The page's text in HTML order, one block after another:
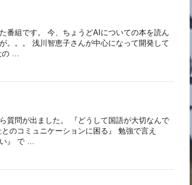
番組です。 今、ちょうどAIについての本を読ん
。。。 浅川智恵子さんが中心になって開発して
…
質問が出ました。 『どうして国語が大切なんで
のコミュニケーションに困る』 勉強で言え
』 で …